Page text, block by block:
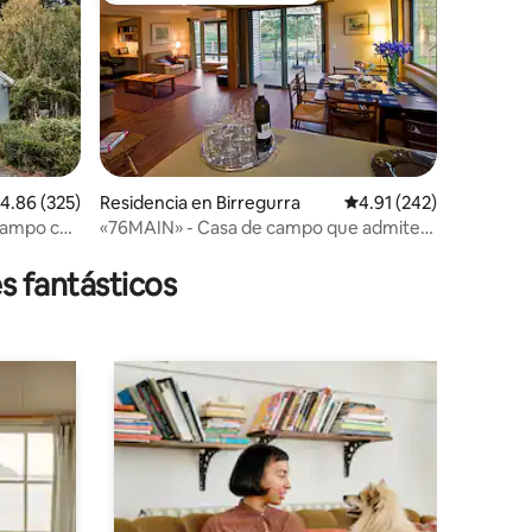
promedio: 4.86 de 5; 325 evaluaciones
4.86 (325)
con
Residencia en Birregurra Calificación promedio:
4.91 (242)
«76MAIN» - Casa de campo que admite
fantásticos